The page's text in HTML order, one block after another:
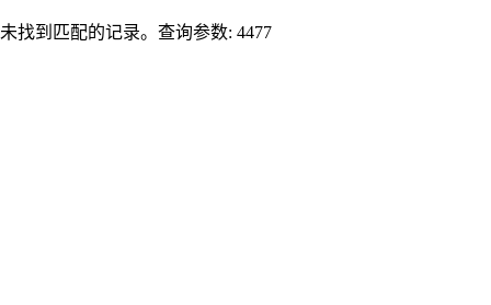
未找到匹配的记录。查询参数: 4477